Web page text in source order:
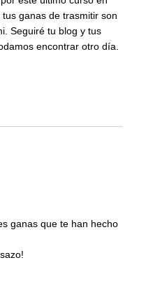
ganas de trasmitir son
Seguiré tu blog y tus
encontrar otro día.
ganas que te han hecho